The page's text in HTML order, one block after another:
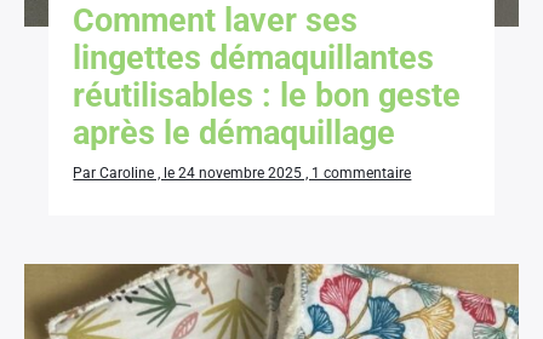
Comment laver ses
lingettes démaquillantes
réutilisables : le bon geste
après le démaquillage
Par Caroline , le 24 novembre 2025 , 1 commentaire